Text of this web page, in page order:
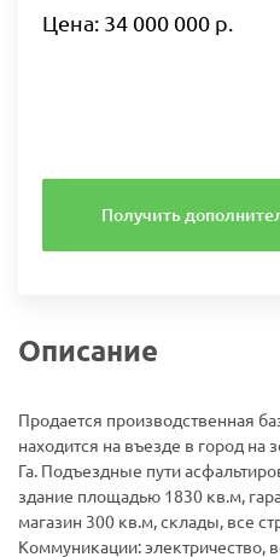
Цена: 34 000 000 р.
Получить
Описание
Продается производственная
находится на въезде в город
Га. Подъездные пути
здание площадью 1830 кв.м,
магазин 300 кв.м, склады, все
Коммуникации: электричество,